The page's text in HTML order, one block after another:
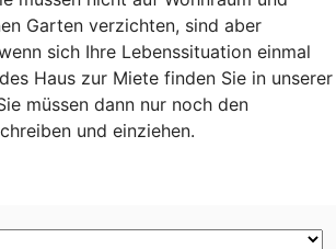
Garten verzichten, sind aber
sich Ihre Lebenssituation einmal
Haus zur Miete finden Sie in unserer
müssen dann nur noch den
und einziehen.